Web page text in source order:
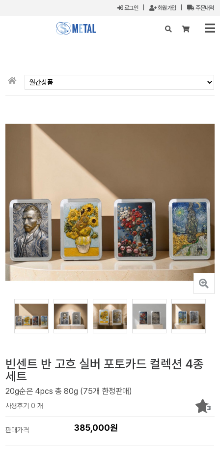
로그인| 회원가입 주문내역
빈센트 반 고흐 실버 포토카드 컬렉션 4종
세트
20g순은 4pcs 총 80g (75개 한정판매)
사용후기 0 개 3
판매가격 385,000원